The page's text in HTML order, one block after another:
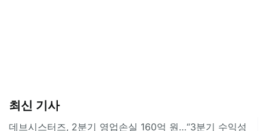
최신 기사
데브시스터즈, 2분기 영업손실 160억 원…“3분기 수익성